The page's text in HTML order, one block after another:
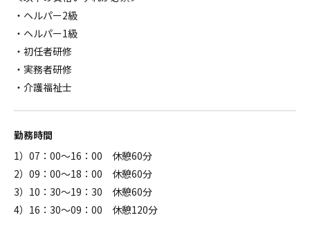
・ヘルパー2級
・ヘルパー1級
・初任者研修
・実務者研修
・介護福祉士
勤務時間
1）07：00～16：00 休憩60分
2）09：00～18：00 休憩60分
3）10：30～19：30 休憩60分
4）16：30～09：00 休憩120分